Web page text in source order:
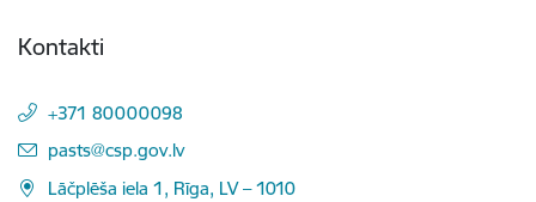
Kontakti
+371 80000098
E-pasts:
pasts@csp.gov.lv
Lāčplēša iela 1, Rīga, LV – 1010